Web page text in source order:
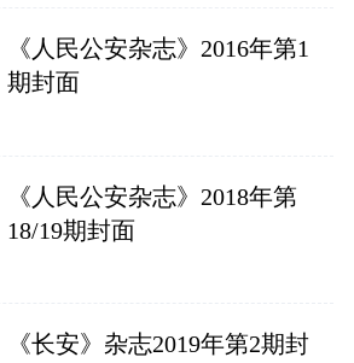
《人民公安杂志》2016年第1
期封面
《人民公安杂志》2018年第
18/19期封面
《长安》杂志2019年第2期封